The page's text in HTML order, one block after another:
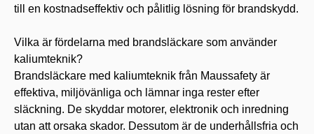
till en kostnadseffektiv och pålitlig lösning för brandskydd.
Vilka är fördelarna med brandsläckare som använder
kaliumteknik?
Brandsläckare med kaliumteknik från Maussafety är
effektiva, miljövänliga och lämnar inga rester efter
släckning. De skyddar motorer, elektronik och inredning
utan att orsaka skador. Dessutom är de underhållsfria och